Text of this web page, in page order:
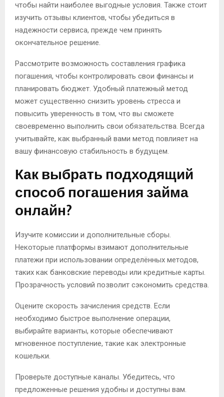
чтобы найти наиболее выгодные условия. Также стоит
изучить отзывы клиентов, чтобы убедиться в
надежности сервиса, прежде чем принять
окончательное решение.
Рассмотрите возможность составления графика
погашения, чтобы контролировать свои финансы и
планировать бюджет. Удобный платежный метод
может существенно снизить уровень стресса и
повысить уверенность в том, что вы сможете
своевременно выполнить свои обязательства. Всегда
учитывайте, как выбранный вами метод повлияет на
вашу финансовую стабильность в будущем.
Как выбрать подходящий
способ погашения займа
онлайн?
Изучите комиссии и дополнительные сборы.
Некоторые платформы взимают дополнительные
платежи при использовании определённых методов,
таких как банковские переводы или кредитные карты.
Прозрачность условий позволит сэкономить средства.
Оцените скорость зачисления средств. Если
необходимо быстрое выполнение операции,
выбирайте варианты, которые обеспечивают
мгновенное поступление, такие как электронные
кошельки.
Проверьте доступные каналы. Убедитесь, что
предложенные решения удобны и доступны вам.